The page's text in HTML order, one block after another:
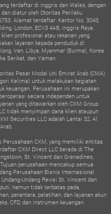
terdaftar di Inggris dan Wales, dengan
dan diatur oleh Otoritas Perilaku
Alamat terdaftar: Kantor No. 3043,
London, ECV3 4AB, Inggris Raya.
profesional atau rekanan yang
layanan kepada penduduk di:
Iran, Libya, Myanmar (Burma), Korea
Serikat, dan Yaman.
Pasar Modal Uni Emirat Arab (CMA)
Kelima) untuk melakukan kegiatan
keuangan. Perusahaan ini merupakan
secara independen untuk
yang ditawarkan oleh CXM Group
tidak menyimpan dana klien ataupun
Securities LLC adalah Lantai 32, Al
Perusahaan CXM, yang memiliki entitas
CXM Direct LLC berada di The
St. Vincent dan Grenadines,
perusahaan mencakup semua
Perusahaan Bisnis Internasional
Undang Revisi St. Vincent dan
namun tidak terbatas pada,
perantara, pelatihan, dan layanan akun
CFD, dan instrumen keuangan